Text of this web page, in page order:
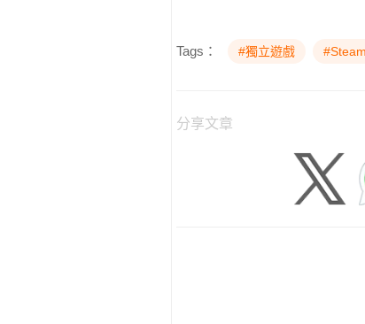
Tags： #獨立遊戲 #Steam
分享文章